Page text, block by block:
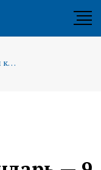
Полистаем календарь — 9 января